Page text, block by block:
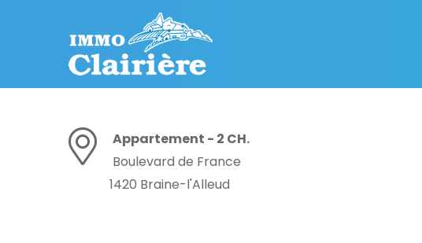
Appartement - 2 CH.
Boulevard de France
1420 Braine-l'Alleud